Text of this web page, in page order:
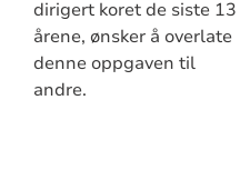
dirigert koret de siste 13
årene, ønsker å overlate
denne oppgaven til
andre.